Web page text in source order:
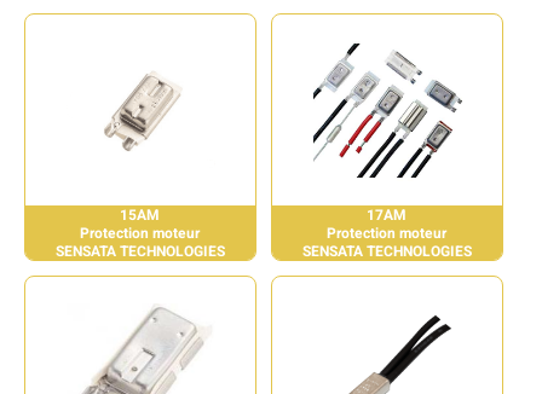
15AM
Protection moteur
SENSATA TECHNOLOGIES
17AM
Protection moteur
SENSATA TECHNOLOGIES